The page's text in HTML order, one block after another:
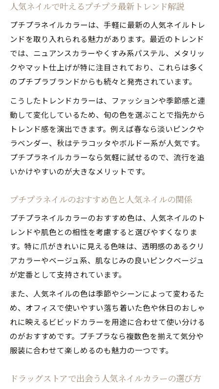
自爪を美しく見せるプチプラカラーの選び方
爪がきれいに見える人気ネイルとプチプラ
カラー
自爪を活かす人気ネイルのプチプラおすす
め色紹介
と選び方
肌色別プチプラ人気ネイルカラーのコツと
実例
人気ネイルを時短で実現するプチプラ速乾
忙しい女性に人気ネイルの速乾プチプラ活
用法
ドラッグストアで選ぶ人気ネイル速乾マニ
キュア特徴
速乾性プチプラネイルで叶える人気ネイル
のコツ
ランキング上位の人気ネイル速乾マニキュ
ア徹底比較
休日にも映える話題の人気ネイル最新カラー
色
人気ネイルで叶えるプチプラ最新トレンド解説
プチプラネイルカラーは、手軽に最新の人気ネイルトレ
ンドを取り入れられる魅力があります。最近のトレンド
では、ニュアンスカラーやくすみ系パステル、メタリッ
クやマット仕上げが特に注目されており、これらは多く
のプチプラブランドからも続々と発売されています。
こうしたトレンドカラーは、ファッションや季節感と連
動して変化しているため、旬の色を選ぶことで指先から
トレンド感を演出できます。例えば春なら淡いピンクや
ラベンダー、秋はテラコッタやボルドー系が人気です。
プチプラネイルカラーなら気軽に試せるので、流行を追
いかけやすいのが大きなメリットです。
プチプラネイルのおすすめ色と人気ネイルの関係
プチプラネイルカラーのおすすめ色は、人気ネイルのト
レンドや肌色との相性を考慮すると選びやすくなりま
す。特に爪がきれいに見える色味は、透明感のあるクリ
アカラーやベージュ系、肌なじみの良いピンクベージュ
が定番として支持されています。
また、人気ネイルの色は季節やシーンによって変わるた
め、オフィスで使いやすい落ち着いた色や休日のおしゃ
れに映えるビビッドカラーを用途に合わせて使い分ける
のがおすすめです。プチプラなら複数色を揃えて気分や
服装に合わせて楽しめるのも魅力の一つです。
ドラッグストアで出会う人気ネイルカラーの選び方